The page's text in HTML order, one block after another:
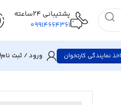
پشتیبانی 24ساعته
09914664361
اخذ نمایندگی کارتخوان ورود / ثبت نام